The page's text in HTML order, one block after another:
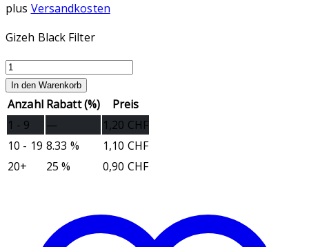
plus Versandkosten
Gizeh Black Filter
Gizeh
Black
Filter
Menge
In den Warenkorb
Anzahl Rabatt (%)
Preis
1 - 9
— 1,20 CHF
10 - 19 8.33 % 1,10 CHF
20+
25 % 0,90 CHF